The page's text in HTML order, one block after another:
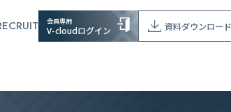
会員専用
V-cloudログイン 資料ダウンロード